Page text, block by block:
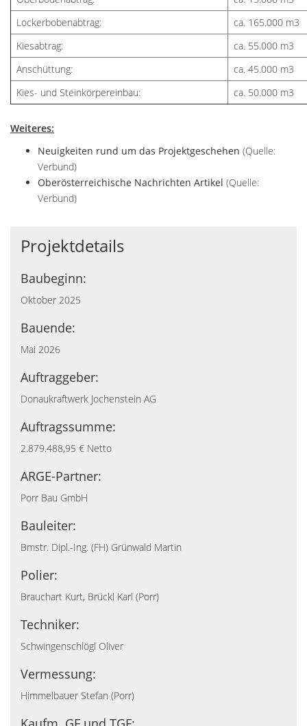
Lockerbobenabtrag:
ca. 165.000 m3
Kiesabtrag:
ca. 55.000 m3
Anschüttung:
ca. 45.000 m3
Kies- und Steinkörpereinbau:
ca. 50.000 m3
Weiteres:
Neuigkeiten rund um das Projektgeschehen (Quelle:
Verbund)
Oberösterreichische Nachrichten Artikel (Quelle:
Verbund)
Projektdetails
Baubeginn:
Oktober 2025
Bauende:
Mai 2026
Auftraggeber:
Donaukraftwerk Jochenstein AG
Auftragssumme:
2.879.488,95 € Netto
ARGE-Partner:
Porr Bau GmbH
Bauleiter:
Bmstr. Dipl.-Ing. (FH) Grünwald Martin
Polier:
Brauchart Kurt, Brückl Karl (Porr)
Techniker:
Schwingenschlögl Oliver
Vermessung:
Himmelbauer Stefan (Porr)